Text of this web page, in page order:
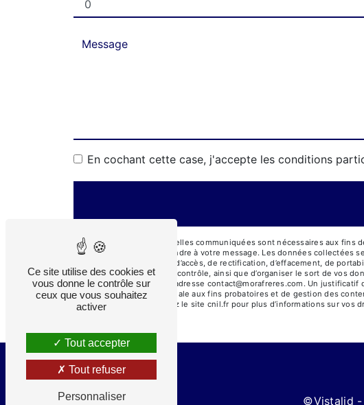
En cochant cette case, j'accepte les conditions
** Les données personnelles communiquées sont nécessaires aux fins
dans le seul but de répondre à votre message. Les données collectées
Vous disposez de droits d’accès, de rectification, d’effacement, de
auprès d’une autorité de contrôle, ainsi que d’organiser le sort de vos
courrier électronique à l'adresse contact@morafreres.com. Un
durée de prescription légale aux fins probatoires et de gestion des
Bloctel.gouv.fr
. Consultez le site cnil.fr pour plus d’informations sur vos
©Vistalid
Ce site utilise des cookies et
vous donne le contrôle sur
ceux que vous souhaitez
activer
Tout accepter
Tout refuser
Personnaliser